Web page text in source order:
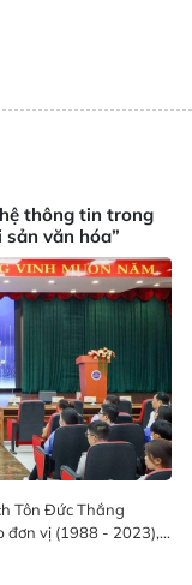
thông tin trong
văn hóa”
Tôn Đức Thắng
đơn vị (1988 - 2023),
Đức Thắng phối hợp